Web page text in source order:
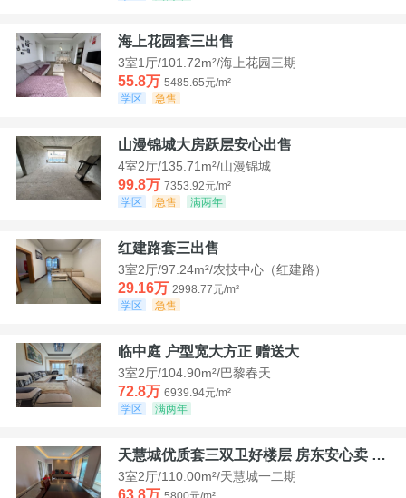
海上花园套三出售
3室1厅/101.72m²/海上花园三期
55.8万 5485.65元/m²
学区
急售
山漫锦城大房跃层安心出售
4室2厅/135.71m²/山漫锦城
99.8万 7353.92元/m²
学区
急售 满两年
红建路套三出售
3室2厅/97.24m²/农技中心（红建路）
29.16万 2998.77元/m²
学区
急售
临中庭 户型宽大方正 赠送大
3室2厅/104.90m²/巴黎春天
72.8万 6939.94元/m²
学区
满两年
天慧城优质套三双卫好楼层 房东安心卖 价格好谈
3室2厅/110.00m²/天慧城一二期
63.8万